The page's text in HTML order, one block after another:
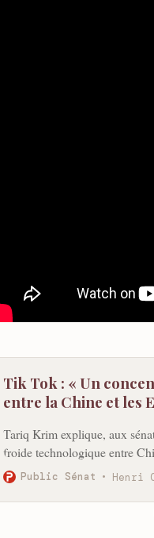
Tik Tok : « Un
entre la Chine et les
Tariq Krim explique, aux
froide technologique entre
Public Sénat Henri